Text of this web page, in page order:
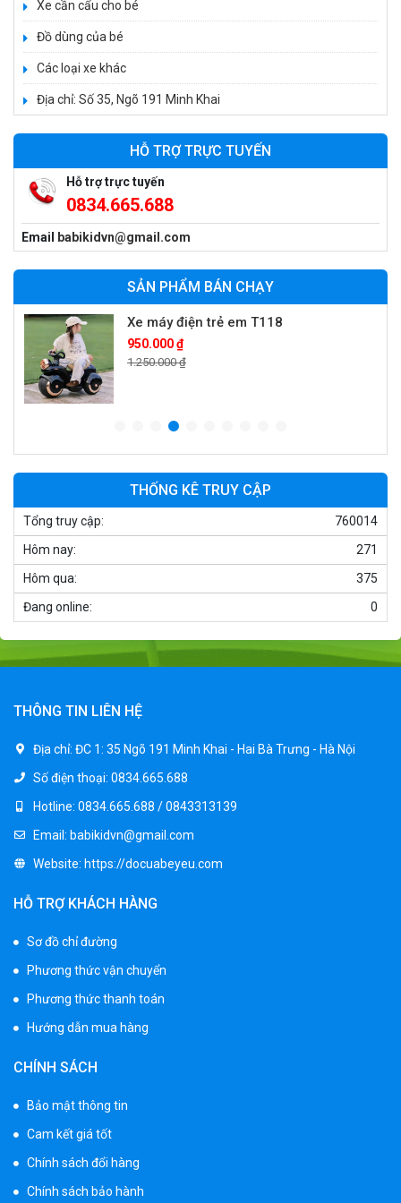
Xe cần cẩu cho bé
Đồ dùng của bé
Các loại xe khác
Địa chỉ: Số 35, Ngõ 191 Minh Khai
HỖ TRỢ TRỰC TUYẾN
Hỗ trợ trực tuyến
0834.665.688
Email babikidvn@gmail.com
SẢN PHẨM BÁN CHẠY
Xe 3 bánh trẻ em 968
Xe máy điện trẻ em vecpa XW02
950.000 ₫
1.250.000 ₫
900.000 ₫
Xe máy điện trẻ em T118
950.000 ₫
1.250.000 ₫
Xe điện trẻ em 7017
Xe ô tô điện trẻ em cảnh sát J2988
Xe ô tô điện trẻ em địa hình M666
2.400.000 ₫
Xe máy điện trẻ em BJQ-M03
1.950.000 ₫
Xe ô tô điện trẻ em BPD-702
1.530.000 ₫
520.000 ₫
750.000 ₫
Xe máy điện trẻ em vecpa XW02
1.250.000 ₫
THỐNG KÊ TRUY CẬP
760014
Tổng truy cập:
271
Hôm nay:
375
Hôm qua:
0
Đang online:
THÔNG TIN LIÊN HỆ
Địa chỉ: ĐC 1: 35 Ngõ 191 Minh Khai - Hai Bà Trưng - Hà Nội
Số điện thoại: 0834.665.688
Hotline: 0834.665.688 / 0843313139
Email: babikidvn@gmail.com
Website: https://docuabeyeu.com
HỖ TRỢ KHÁCH HÀNG
Sơ đồ chỉ đường
Phương thức vận chuyển
Phương thức thanh toán
Hướng dẫn mua hàng
CHÍNH SÁCH
Bảo mật thông tin
Cam kết giá tốt
Chính sách đổi hàng
Chính sách bảo hành